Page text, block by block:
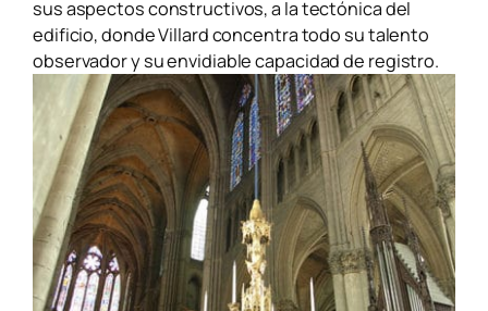
sus aspectos constructivos, a la tectónica del
edificio, donde Villard concentra todo su talento
observador y su envidiable capacidad de registro.